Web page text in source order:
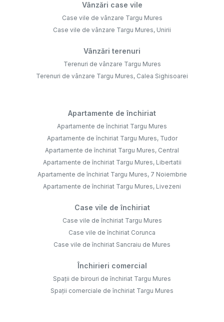
Vânzări case vile
Case vile de vânzare Targu Mures
Case vile de vânzare Targu Mures, Unirii
Vânzări terenuri
Terenuri de vânzare Targu Mures
Terenuri de vânzare Targu Mures, Calea Sighisoarei
Apartamente de închiriat
Apartamente de închiriat Targu Mures
Apartamente de închiriat Targu Mures, Tudor
Apartamente de închiriat Targu Mures, Central
Apartamente de închiriat Targu Mures, Libertatii
Apartamente de închiriat Targu Mures, 7 Noiembrie
Apartamente de închiriat Targu Mures, Livezeni
Case vile de închiriat
Case vile de închiriat Targu Mures
Case vile de închiriat Corunca
Case vile de închiriat Sancraiu de Mures
Închirieri comercial
Spații de birouri de închiriat Targu Mures
Spații comerciale de închiriat Targu Mures